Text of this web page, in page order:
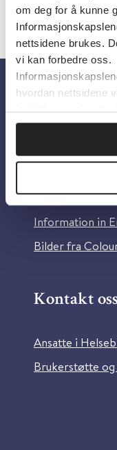
om deg for å kunne
nettsidene brukes.
vi kan forbedre oss.
hvordan nettsidene
innsikt som gjør at
Om oss
Om
Personvern og
Information in
Bilder fra
Kontakt
Ansatte i
Brukerstøtte